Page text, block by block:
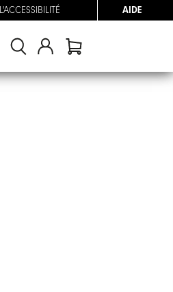
AIDE